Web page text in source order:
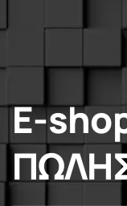
E-